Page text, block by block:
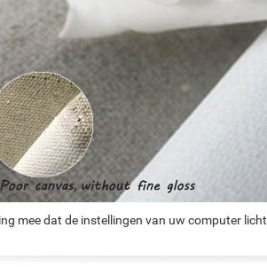
mee dat de instellingen van uw computer